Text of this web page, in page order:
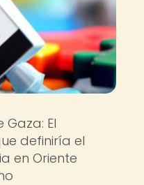
El
definiría el
en Oriente